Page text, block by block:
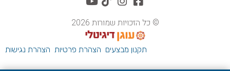
© כל הזכויות שמורות 2026
תקנון מבצעים הצהרת פרטיות הצהרת נגישות